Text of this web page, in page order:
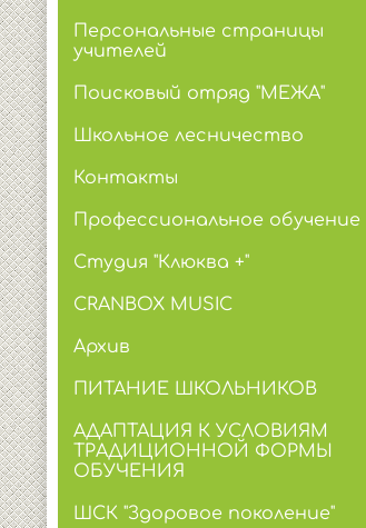
Персональные страницы
учителей
Поисковый отряд "МЕЖА"
Школьное лесничество
Контакты
Профессиональное обучение
Студия "Клюква +"
CRANBOX MUSIC
Архив
ПИТАНИЕ ШКОЛЬНИКОВ
АДАПТАЦИЯ К УСЛОВИЯМ
ТРАДИЦИОННОЙ ФОРМЫ
ОБУЧЕНИЯ
ШСК "Здоровое поколение"